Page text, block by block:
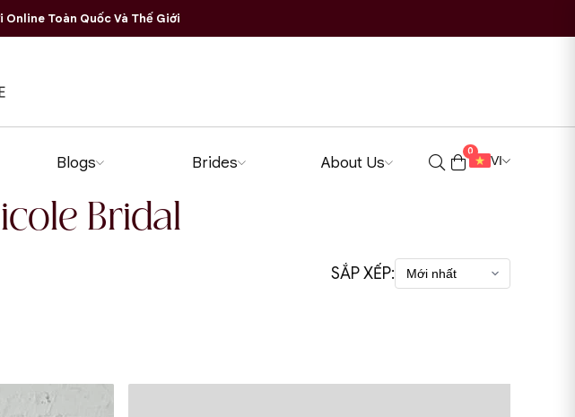
Toàn Quốc Và Thế Giới
Blogs Brides About Us
0
VI
Bridal
SẮP XẾP: